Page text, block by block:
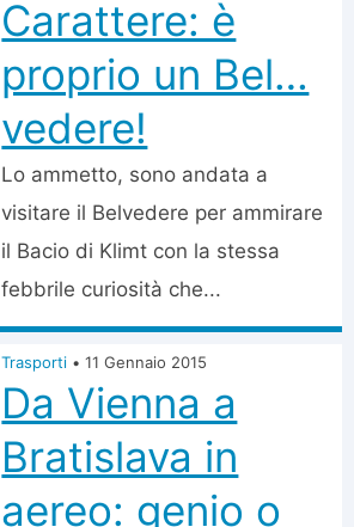
Carattere: è
proprio un Bel…
vedere!
Lo ammetto, sono andata a
visitare il Belvedere per ammirare
il Bacio di Klimt con la stessa
febbrile curiosità che...
Trasporti • 11 Gennaio 2015
Da Vienna a
Bratislava in
aereo: genio o